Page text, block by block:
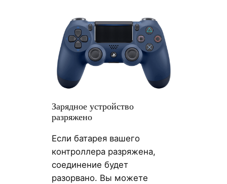
Зарядное устройство
разряжено
Если батарея вашего
контроллера разряжена,
соединение будет
разорвано. Вы можете